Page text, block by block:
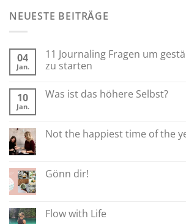
NEUESTE BEITRÄGE
04
Jan.
11 Journaling Fragen um
zu starten
10
Jan.
Was ist das höhere Selbst?
Not the happiest time of the
Gönn dir!
Flow with Life